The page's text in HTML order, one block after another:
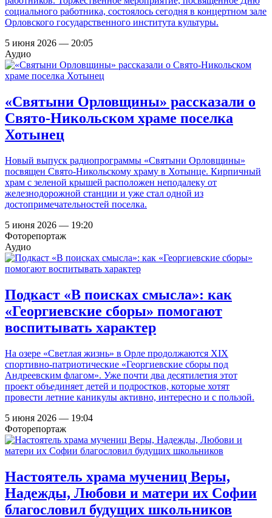
социального работника, состоялось сегодня в концертном зале
Орловского государственного института культуры.
5 июня 2026 — 20:05
Аудио
«Святыни Орловщины» рассказали о
Свято-Никольском храме поселка
Хотынец
Новый выпуск радиопрограммы «Святыни Орловщины»
посвящен Свято-Никольскому храму в Хотынце. Кирпичный
храм с зеленой крышей расположен неподалеку от
железнодорожной станции и уже стал одной из
достопримечательностей поселка.
5 июня 2026 — 19:20
Фоторепортаж
Аудио
Подкаст «В поисках смысла»: как
«Георгиевские сборы» помогают
воспитывать характер
На озере «Светлая жизнь» в Орле продолжаются XIX
спортивно-патриотические «Георгиевские сборы под
Андреевским флагом». Уже почти два десятилетия этот
проект объединяет детей и подростков, которые хотят
провести летние каникулы активно, интересно и с пользой.
5 июня 2026 — 19:04
Фоторепортаж
Настоятель храма мучениц Веры,
Надежды, Любови и матери их Софии
благословил будущих школьников